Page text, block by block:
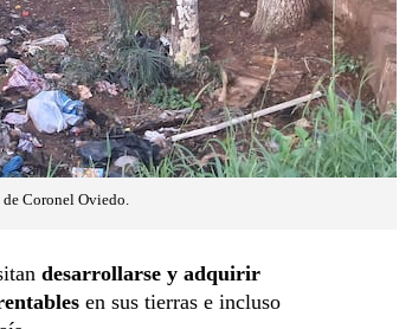
Coronel Oviedo.
desarrollarse y adquirir
en sus tierras e incluso